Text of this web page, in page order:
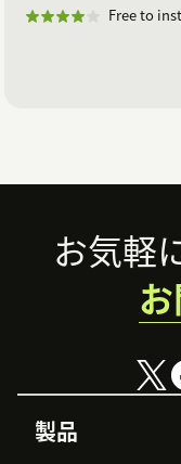
Free to
Footer
製品
お気軽